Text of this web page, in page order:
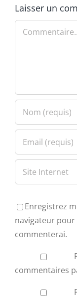
Laisser un
Commentaire
Enregistrez
navigateur
commenterai.
commentaires